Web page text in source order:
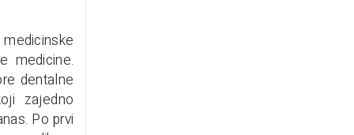
medicine.
dentalne
zajedno
Po prvi